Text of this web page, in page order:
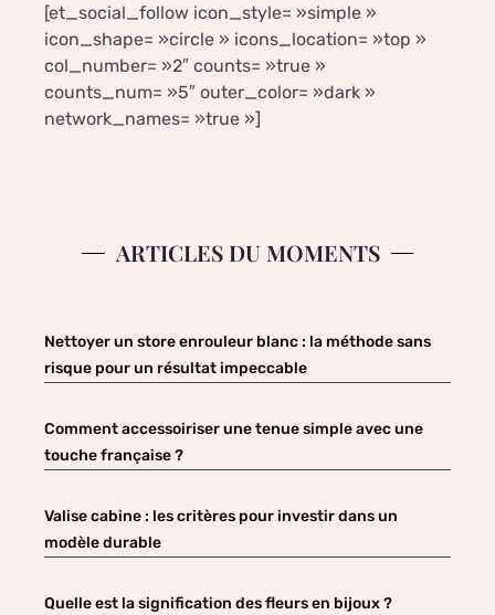
[et_social_follow icon_style= »simple »
icon_shape= »circle » icons_location= »top »
col_number= »2″ counts= »true »
counts_num= »5″ outer_color= »dark »
network_names= »true »]
ARTICLES DU MOMENTS
Nettoyer un store enrouleur blanc : la méthode sans
risque pour un résultat impeccable
Comment accessoiriser une tenue simple avec une
touche française ?
Valise cabine : les critères pour investir dans un
modèle durable
Quelle est la signification des fleurs en bijoux ?